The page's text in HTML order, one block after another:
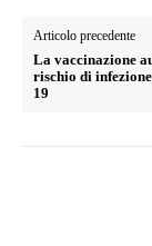
Articolo precedente
La vaccinazione
rischio di
19